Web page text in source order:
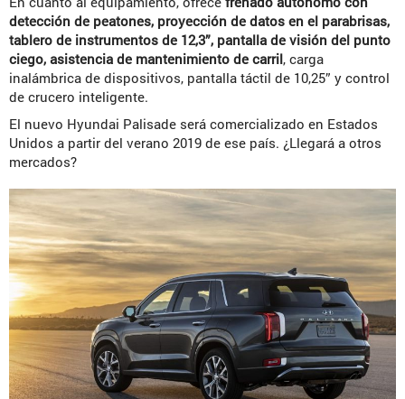
detección de peatones, proyección de datos en el parabrisas,
tablero de instrumentos de 12,3”, pantalla de visión del punto
ciego, asistencia de mantenimiento de carril, carga
inalámbrica de dispositivos, pantalla táctil de 10,25” y control
de crucero inteligente.
El nuevo Hyundai Palisade será comercializado en Estados
Unidos a partir del verano 2019 de ese país. ¿Llegará a otros
mercados?